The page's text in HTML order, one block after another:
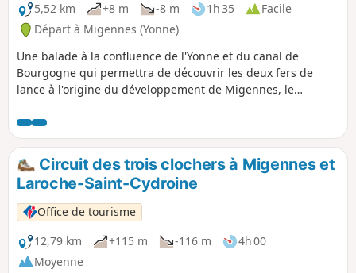
5,52 km
+8 m -8 m 1h 35
Facile
Départ à Migennes (Yonne)
Une balade à la confluence de l'Yonne et du canal de
Bourgogne qui permettra de découvrir les deux fers de
lance à l'origine du développement de Migennes, le
de fer.
Circuit des trois clochers à Migennes et
Laroche-Saint-Cydroine
Office de tourisme
12,79 km
+115 m -116 m
4h 00
Moyenne